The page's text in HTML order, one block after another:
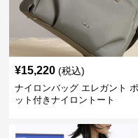
¥15,220 (税込)
ナイロンバッグ エレガント
ット付きナイロントート